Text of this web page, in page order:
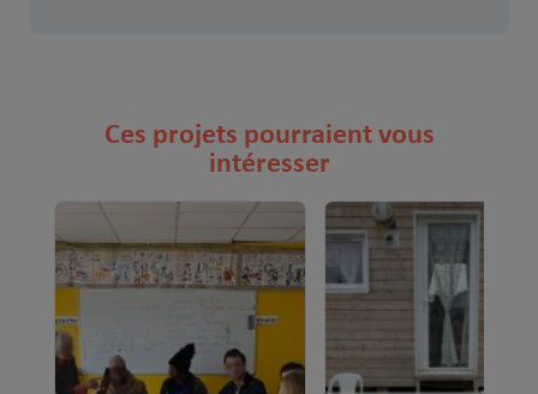
Ces projets pourraient vous
intéresser